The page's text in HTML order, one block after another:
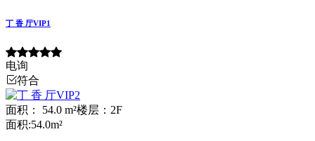
丁 香 厅VIP1
电询
符合
面积： 54.0 m²楼层：2F
面积:54.0m²